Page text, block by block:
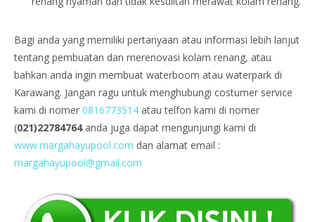
Bagi anda yang memiliki pertanyaan atau informasi lebih lanjut
tentang pembuatan dan merenovasi kolam renang, atau
bahkan anda ingin membuat waterboom atau waterpark di
Karawang. Jangan ragu untuk menghubungi costumer service
kami di nomer 0816773514 atau telfon kami di nomer
(021)22784764 anda juga dapat mengunjungi kami di
www.margahayupool.com dan alamat email :
margahayupool@gmail.com